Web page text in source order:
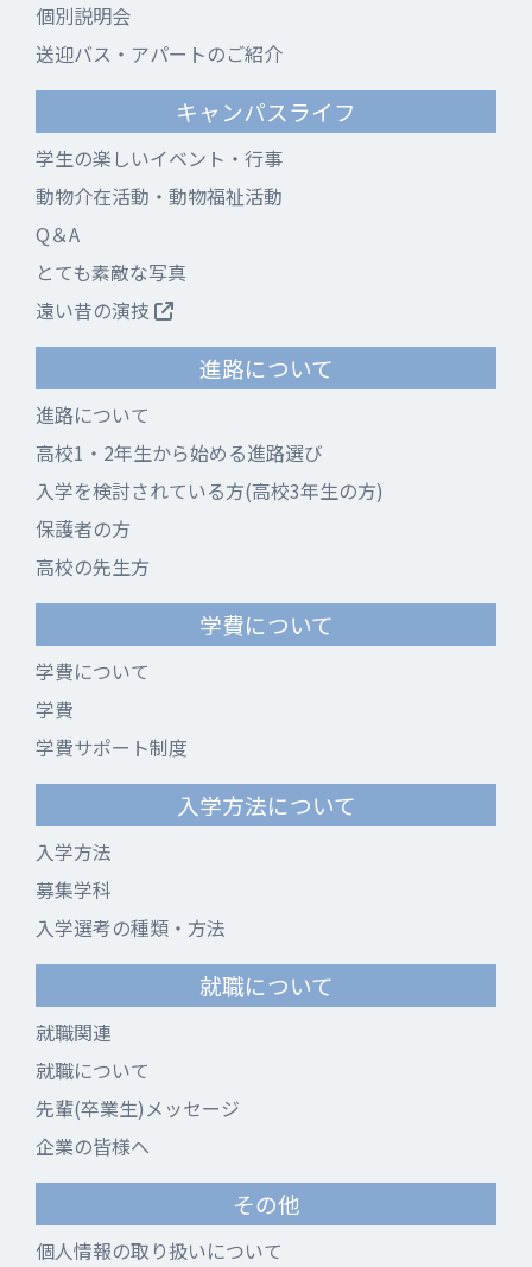
個別説明会
送迎バス・アパートのご紹介
キャンパスライフ
学生の楽しいイベント・行事
動物介在活動・動物福祉活動
Q＆A
とても素敵な写真
遠い昔の演技
進路について
進路について
高校1・2年生から始める進路選び
入学を検討されている方(高校3年生の方)
保護者の方
高校の先生方
学費について
学費について
学費
学費サポート制度
入学方法について
入学方法
募集学科
入学選考の種類・方法
就職について
就職関連
就職について
先輩(卒業生)メッセージ
企業の皆様へ
その他
個人情報の取り扱いについて